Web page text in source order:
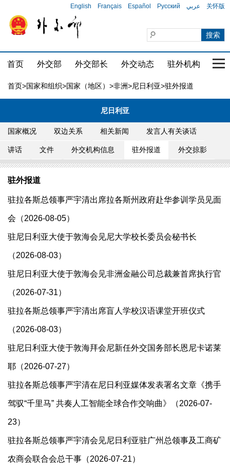
English Français Español Русский عربي 关怀版
首页 外交部 外交部长 外交动态 驻外机构 国
首页>国家和组织>国家（地区） >非洲>尼日利亚>驻外报道
尼日利亚
国家概况 双边关系 相关新闻 发言人有关谈话
讲话 文件 外交机构信息 驻外报道 外交掠影
驻外报道
驻拉各斯总领事严宇清出席拉各斯州政府赴华参训学员见面
会（2026-08-05）
驻尼日利亚大使于敦海会见尼大学校长委员会秘书长
（2026-08-03）
驻尼日利亚大使于敦海会见非洲金融公司总裁兼首席执行官
（2026-07-31）
驻拉各斯总领事严宇清出席盲人学校汉语课堂开班仪式
（2026-08-03）
驻尼日利亚大使于敦海拜会尼新任外交国务部长恩尼卡诺莱
耶（2026-07-27）
驻拉各斯总领事严宇清在尼日利亚媒体发表署名文章《携手
驾驭“千里马” 共奏人工智能全球合作交响曲》（2026-07-
23）
驻拉各斯总领事严宇清会见尼日利亚驻广州总领事及工商矿
农商会联合会总干事（2026-07-21）